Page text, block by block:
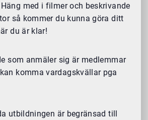
med i filmer och beskrivande
så kommer du kunna göra ditt
du är klar!
som anmäler sig är medlemmar
komma vardagskvällar pga
utbildningen är begränsad till